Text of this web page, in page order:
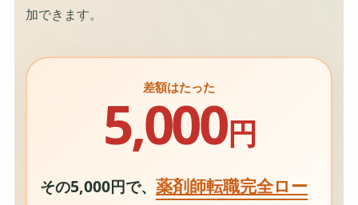
加できます。
差額はたった
5,000円
その5,000円で、 薬剤師転職完全ロー